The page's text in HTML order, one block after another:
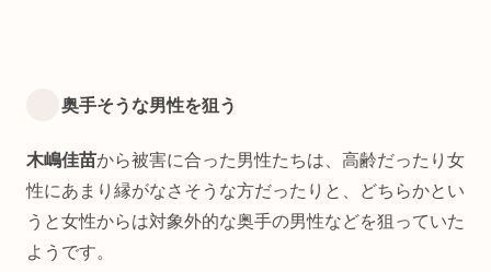
奥手そうな男性を狙う
木嶋佳苗から被害に合った男性たちは、高齢だったり女
性にあまり縁がなさそうな方だったりと、どちらかとい
うと女性からは対象外的な奥手の男性などを狙っていた
ようです。